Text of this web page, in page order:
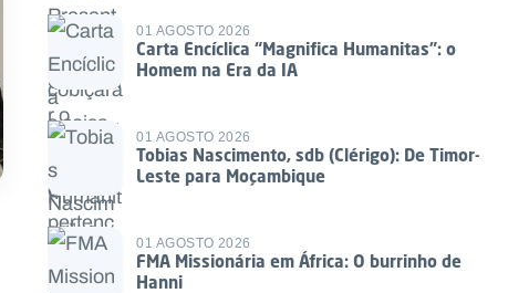
01 AGOSTO 2026
Carta Encíclica “Magnifica Humanitas”: o
Homem na Era da IA
01 AGOSTO 2026
Tobias Nascimento, sdb (Clérigo): De Timor-
Leste para Moçambique
01 AGOSTO 2026
FMA Missionária em África: O burrinho de
Hanni